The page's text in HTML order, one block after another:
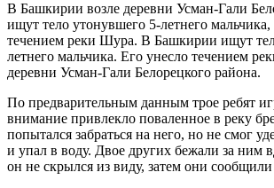
В Башкирии возле деревни Усман-Гали
ищут тело утонувшего 5-летнего мальчика,
течением реки Шура. В Башкирии ищут
летнего мальчика. Его унесло течением
деревни Усман-Гали Белорецкого района.
По предварительным данным трое ребят
внимание привлекло поваленное в реку
попытался забраться на него, но не смог
и упал в воду. Двое других бежали за ним
он не скрылся из виду, затем они